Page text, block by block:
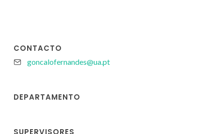
CONTACTO
goncalofernandes@ua.pt
DEPARTAMENTO
SUPERVISORES